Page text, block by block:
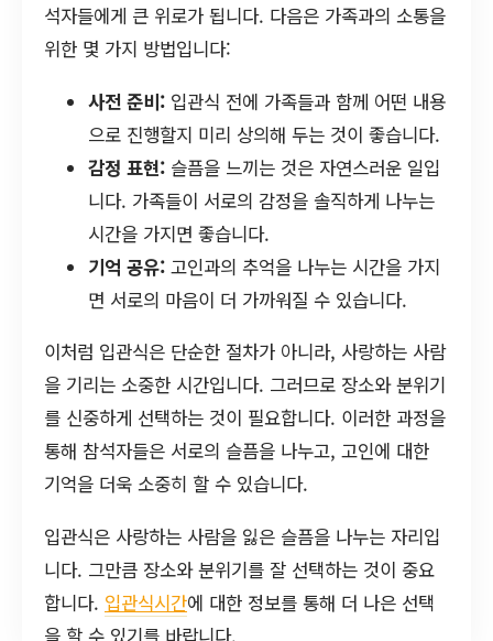
석자들에게 큰 위로가 됩니다. 다음은 가족과의 소통을
위한 몇 가지 방법입니다:
사전 준비: 입관식 전에 가족들과 함께 어떤 내용
으로 진행할지 미리 상의해 두는 것이 좋습니다.
감정 표현: 슬픔을 느끼는 것은 자연스러운 일입
니다. 가족들이 서로의 감정을 솔직하게 나누는
시간을 가지면 좋습니다.
기억 공유: 고인과의 추억을 나누는 시간을 가지
면 서로의 마음이 더 가까워질 수 있습니다.
이처럼 입관식은 단순한 절차가 아니라, 사랑하는 사람
을 기리는 소중한 시간입니다. 그러므로 장소와 분위기
를 신중하게 선택하는 것이 필요합니다. 이러한 과정을
통해 참석자들은 서로의 슬픔을 나누고, 고인에 대한
기억을 더욱 소중히 할 수 있습니다.
입관식은 사랑하는 사람을 잃은 슬픔을 나누는 자리입
니다. 그만큼 장소와 분위기를 잘 선택하는 것이 중요
합니다. 입관식시간에 대한 정보를 통해 더 나은 선택
을 할 수 있기를 바랍니다.